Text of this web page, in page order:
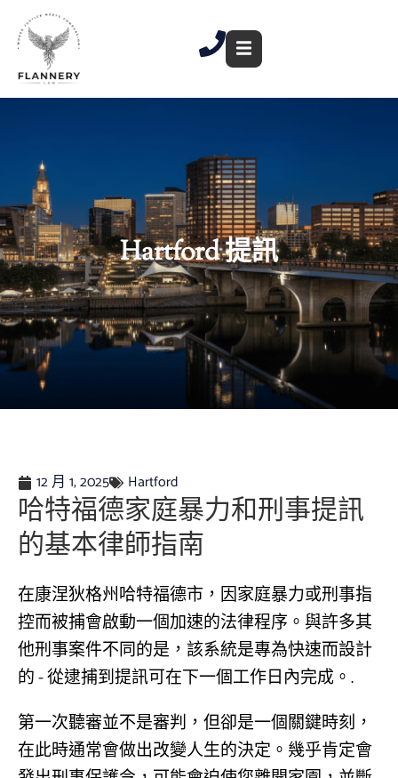
Hartford 提訊
12 月 1, 2025 Hartford
哈特福德家庭暴力和刑事提訊
的基本律師指南
在康涅狄格州哈特福德市，因家庭暴力或刑事指
控而被捕會啟動一個加速的法律程序。與許多其
他刑事案件不同的是，該系統是專為快速而設計
的 - 從逮捕到提訊可在下一個工作日內完成。.
第一次聽審並不是審判，但卻是一個關鍵時刻，
在此時通常會做出改變人生的決定。幾乎肯定會